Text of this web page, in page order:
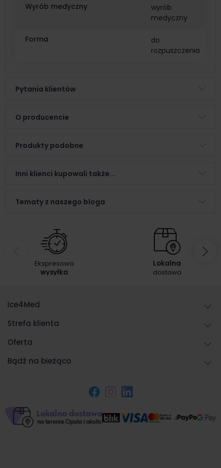
Wyrób medyczny
wyrób
medyczny
Forma
do
rozpuszczenia
Pytania klientów
O producencie
Produkty podobne
Inni klienci kupowali także...
Tematy z naszego bloga
Ekspresowa
wysyłka
Lokalna
dostawa
Ice4Med
Strefa klienta
Oferta
Bądź na bieżąco